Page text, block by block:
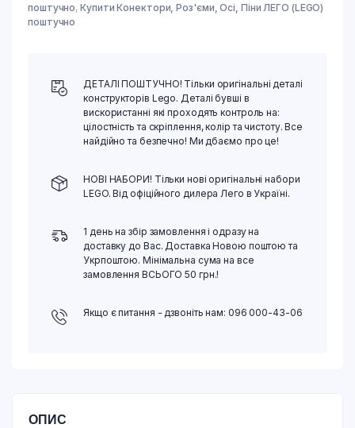
поштучно,Купити Конектори, Роз'єми, Осі, Піни ЛЕГО (LEGO)
поштучно
ДЕТАЛІ ПОШТУЧНО! Тільки оригінальні деталі
конструкторів Lego. Деталі бувші в
вискористанні які проходять контроль на:
цілостність та скріплення, колір та чистоту. Все
найдійно та безпечно! Ми дбаємо про це!
НОВІ НАБОРИ! Тільки нові оригінальні набори
LEGO. Від офіційного дилера Лего в Україні.
1 день на збір замовлення і одразу на
доставку до Вас. Доставка Новою поштою та
Укрпоштою. Мінімальна сума на все
замовлення ВСЬОГО 50 грн.!
Якщо є питання - дзвоніть нам: 096 000-43-06
ОПИС